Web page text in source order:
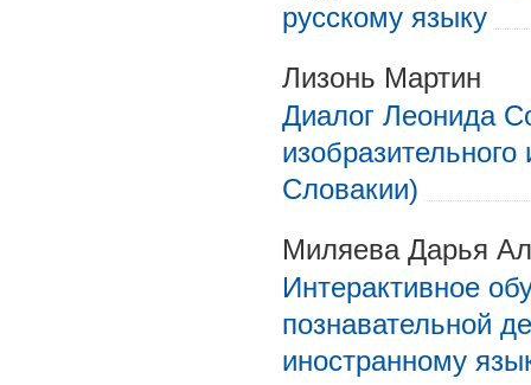
русскому языку
Лизонь Мартин
Диалог Леонида
Словакии)
Миляева Дарья
Интерактивное
познавательной
иностранному